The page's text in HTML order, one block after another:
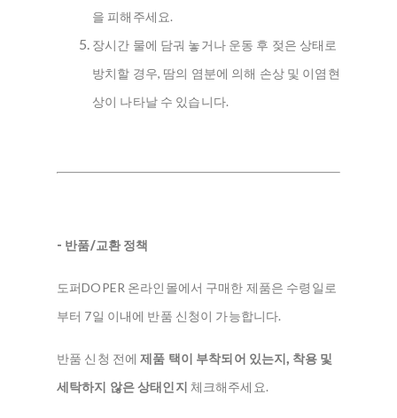
을 피해주세요.
장시간 물에 담궈 놓거나 운동 후 젖은 상태로
방치할 경우, 땀의 염분에 의해 손상 및 이염현
상이 나타날 수 있습니다.
- 반품/교환 정책
도퍼DOPER 온라인몰에서 구매한 제품은 수령일로
부터 7일 이내에 반품 신청이 가능합니다.
반품 신청 전에제품 택이 부착되어 있는지, 착용 및
세탁하지 않은 상태인지 체크해주세요.